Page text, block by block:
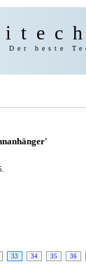
Der beste
33 34 35 36